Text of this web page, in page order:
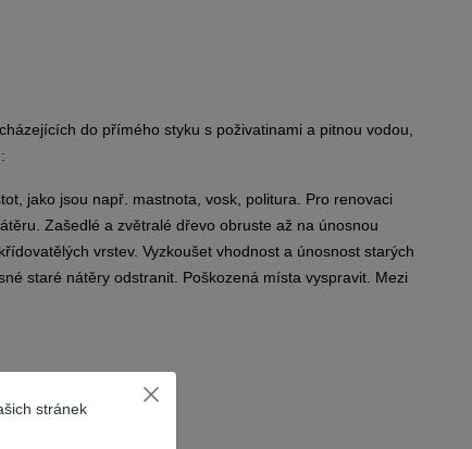
do přímého styku s poživatinami a pitnou vodou,
jako jsou např. mastnota, vosk, politura. Pro renovaci
Zašedlé a zvětralé dřevo obruste až na únosnou
vrstev. Vyzkoušet vhodnost a únosnost starých
staré nátěry odstranit. Poškozená místa vyspravit. Mezi
stránek